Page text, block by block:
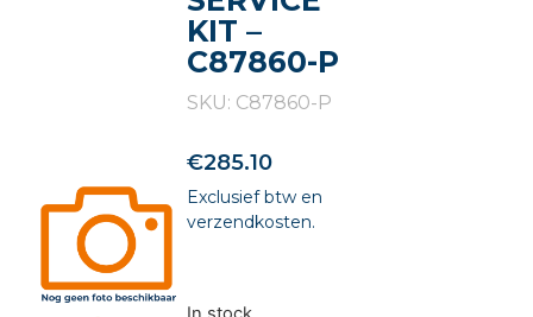
KIT –
C87860-P
SKU: C87860-P
€285.10
Exclusief btw en
verzendkosten.